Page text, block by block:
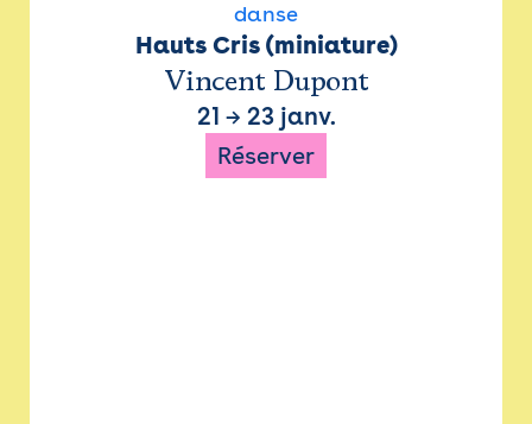
danse
Hauts Cris (miniature)
Vincent Dupont
21 → 23 janv.
Réserver